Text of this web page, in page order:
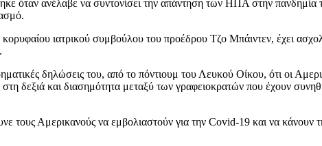
όταν ανέλαβε να συντονίσει την απάντηση των ΗΠΑ στην
ιατρικού συμβούλου του προέδρου Τζο Μπάιντεν, έχει
δηλώσεις του, από το πόντιουμ του Λευκού Οίκου, ότι οι
δεξιά και διασημότητα μεταξύ των γραφειοκρατών που έχουν
Αμερικανούς να εμβολιαστούν για την Covid-19 και να κάνουν